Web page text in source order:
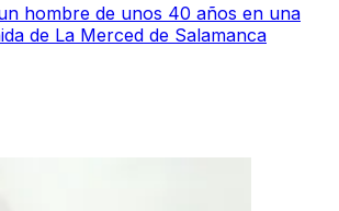
hombre de unos 40 años en una
de La Merced de Salamanca